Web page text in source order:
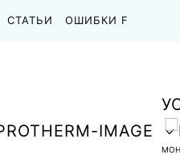
СТАТЬИ ОШИБКИ F